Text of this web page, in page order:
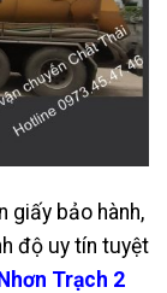
giấy bảo hành,
độ uy tín tuyệt
Trạch 2